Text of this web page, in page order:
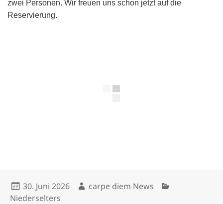
zwei Personen. Wir freuen uns schon jetzt auf die
Reservierung.
Veröffentlicht
30. Juni 2026 Autor
carpe diem News
Niederselters